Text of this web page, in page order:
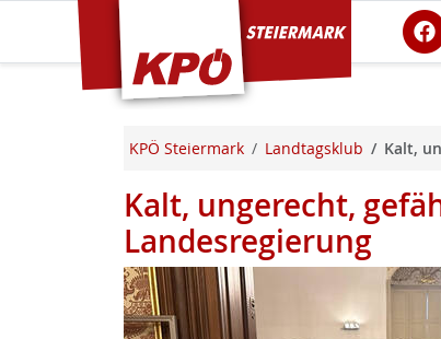
KPÖ Steiermark
KPÖ Steiermark Landtagsklub Kalt,
Kalt, ungerecht,
Landesregierung